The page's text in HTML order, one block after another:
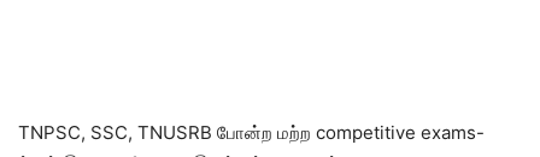
TNPSC, SSC, TNUSRB போன்ற மற்ற competitive exams-